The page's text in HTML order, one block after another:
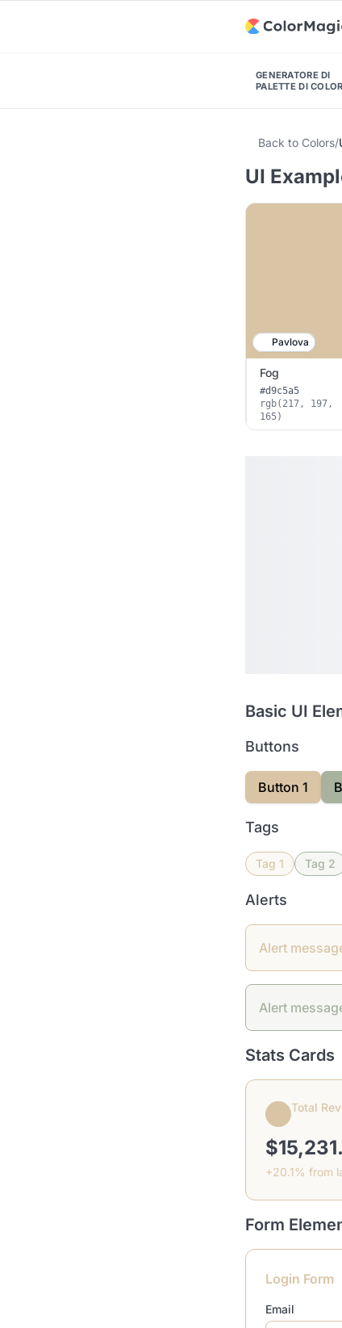
GENERATORE DI
PALETTE DI
Back to Colors/
UI
Pavlova
Fog
#d9c5a5
rgb(217, 197,
165)
Basic UI
Buttons
Button 1
Tags
Tag 1 Tag 2
Alerts
Alert
Alert
Stats Cards
Total
+20.1% from
Form
Login Form
Email